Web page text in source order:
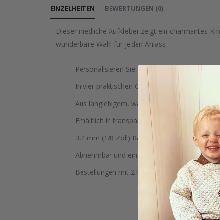
EINZELHEITEN
Dieser niedliche Aufkleber zeigt ein charmantes
wunderbare Wahl für jeden Anlass.
Personalisieren Sie Laptops,
In vier praktischen Größen für jedes Projekt
Aus langlebigem, wasserabweisendem Vinyl
Erhältlich in transparenter und weißer Farbe.
3,2 mm (1/8 Zoll) Rand um jedes Design für
Abnehmbar und einfach anzubringen, ohne
Bestellungen mit 2+ kleinen Aufklebern
BEWERTUNGEN (0)